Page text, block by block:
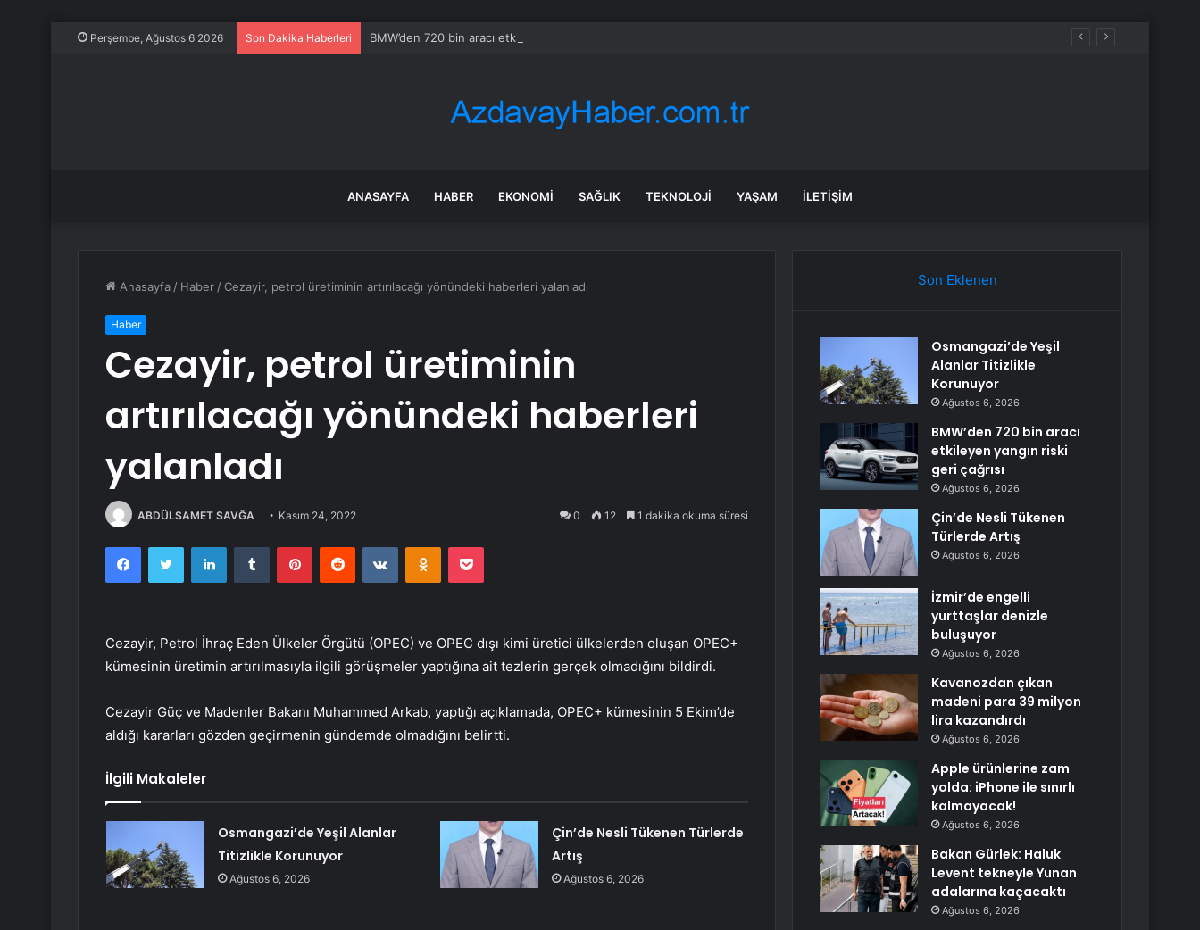
Perşembe, Ağustos 6 2026 Son Dakika Haberleri BMW’den 720 bin aracı etkileyen yangın riski geri çağrısı
ANASAYFA HABER EKONOMI SAĞLIK TEKNOLOJI YAŞAM İLETIŞIM
Anasayfa / Haber / Cezayir, petrol üretiminin artırılacağı yönündeki haberleri yalanladı
Haber
Cezayir, petrol üretiminin
artırılacağı yönündeki haberleri
yalanladı
ABDÜLSAMET SAVĞA Kasım 24, 2022 0 12 1 dakika okuma süresi
FacebookTwitter LinkedInTumblr PinterestReddit VKontakteOdnoklassniki
Pocket
Cezayir, Petrol İhraç Eden Ülkeler Örgütü (OPEC) ve OPEC dışı kimi üretici ülkelerden oluşan OPEC+
kümesinin üretimin artırılmasıyla ilgili görüşmeler yaptığına ait tezlerin gerçek olmadığını bildirdi.
Cezayir Güç ve Madenler Bakanı Muhammed Arkab, yaptığı açıklamada, OPEC+ kümesinin 5 Ekim’de
aldığı kararları gözden geçirmenin gündemde olmadığını belirtti.
İlgili Makaleler
Osmangazi’de Yeşil Alanlar
Titizlikle Korunuyor
Ağustos 6, 2026
Çin’de Nesli Tükenen Türlerde
Artış
Ağustos 6, 2026
Son Eklenen
Osmangazi’de Yeşil
Alanlar Titizlikle
Korunuyor
Ağustos 6, 2026
BMW’den 720 bin aracı
etkileyen yangın riski
geri çağrısı
Ağustos 6, 2026
Çin’de Nesli Tükenen
Türlerde Artış
Ağustos 6, 2026
İzmir’de engelli
yurttaşlar denizle
buluşuyor
Ağustos 6, 2026
Kavanozdan çıkan
madeni para 39 milyon
lira kazandırdı
Ağustos 6, 2026
Apple ürünlerine zam
yolda: iPhone ile sınırlı
kalmayacak!
Ağustos 6, 2026
Bakan Gürlek: Haluk
Levent tekneyle Yunan
adalarına kaçacaktı
Ağustos 6, 2026